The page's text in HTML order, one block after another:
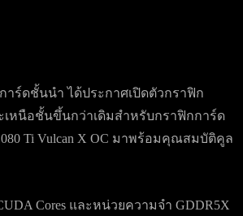
าร์ดชั้นนำ ได้ประกาศเปิดตัวกราฟิก
เหนือชั้นขึ้นกว่าเดิมสำหรับกราฟิกการ์ด
Ti Vulcan X OC มาพร้อมคุณสมบัติคูล
Cores และหน่วยความจำ GDDR5X